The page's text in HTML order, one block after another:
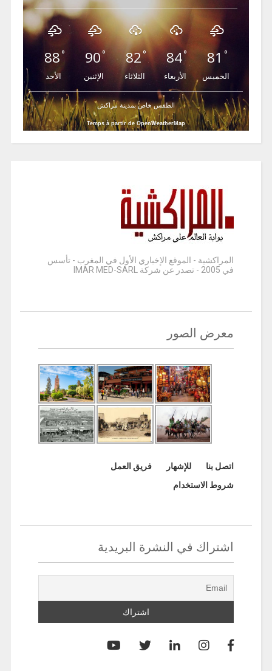
88°
الأحد
90°
الإثنين
82°
الثلاثاء
84°
الأربعاء
81 °
الخميس
الطقس خاص بمدينة مراكش
Temps à partir de OpenWeatherMap
المراكشية - الموقع الإخباري الأول في المغرب - تأسس
في 2005 - تصدر عن شركة IMAR MED-SARL
معرض الصور
اتصل بنا للإشهار
فريق العمل
شروط الاستخدام
اشتراك في النشرة البريدية